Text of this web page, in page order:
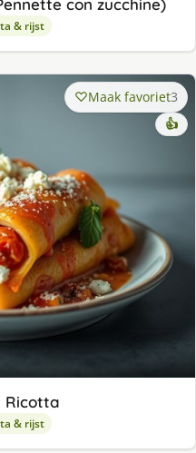
& rijst
Maak favoriet3
👍
Ricotta
& rijst